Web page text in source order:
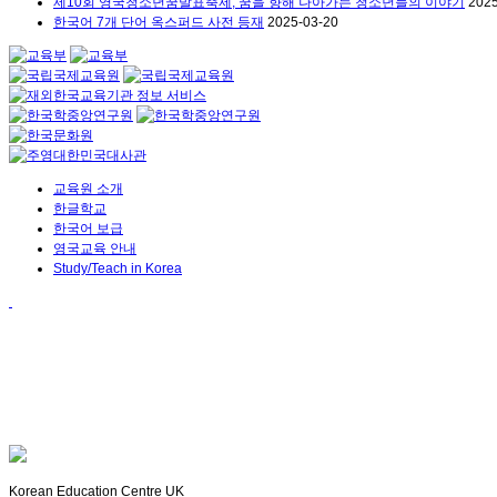
한국어 7개 단어 옥스퍼드 사전 등재 2025-03-20
교육원 소개
한글학교
한국어 보급
영국교육 안내
Study/Teach in Korea
Korean Education Centre UK